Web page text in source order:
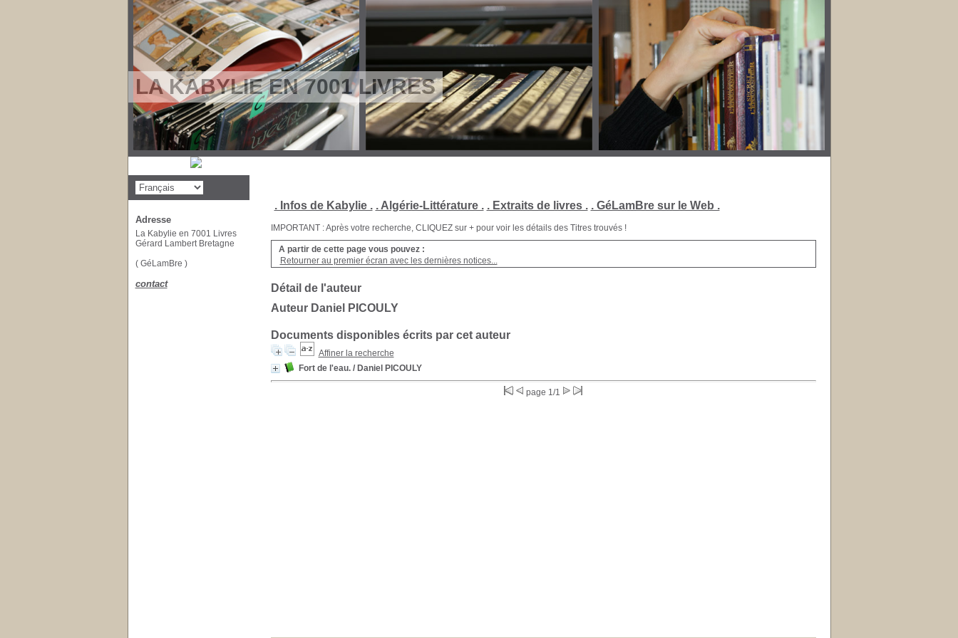
LA KABYLIE EN 7001 LIVRES
. Infos de Kabylie . . Algérie-Littérature . . Extraits de livres . . GéLamBre sur le Web .
IMPORTANT : Après votre recherche, CLIQUEZ sur + pour voir les détails des Titres trouvés !
A partir de cette page vous pouvez :
Retourner au premier écran avec les dernières notices...
Détail de l'auteur
Auteur Daniel PICOULY
Documents disponibles écrits par cet auteur
Affiner la recherche
Fort de l'eau./ Daniel PICOULY
page 1/1
Adresse
La Kabylie en 7001 Livres
Gérard Lambert Bretagne
( GéLamBre )
contact